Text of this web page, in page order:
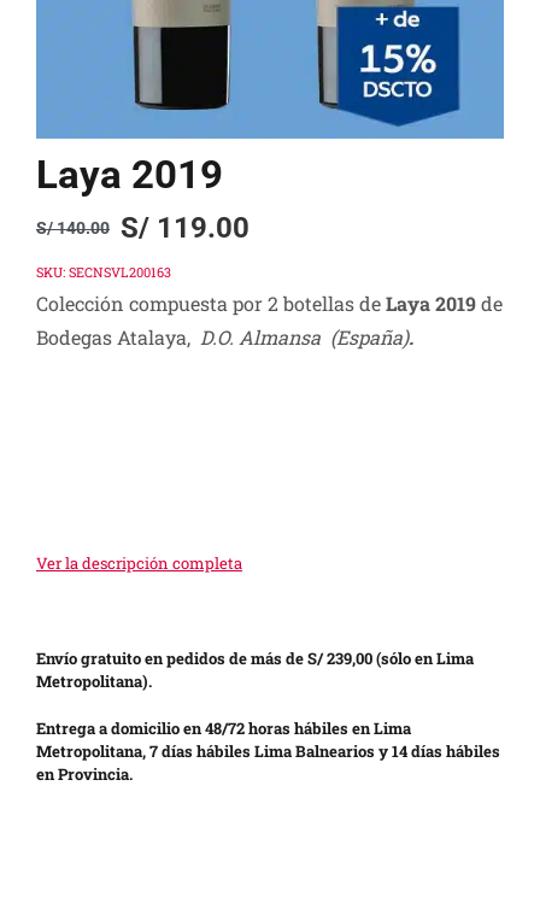
Laya 2019
S/140.00
Original
price
was:
S/ 140.00.
S/119.00
Current
price
is:
S/ 119.00.
SKU: SECNSVL200163
Colección compuesta por 2 botellas deLaya 2019de
Bodegas Atalaya, D.O. Almansa (España).
Ver la descripción completa
Envío gratuito en pedidos de más de S/ 239,00 (sólo en Lima
Metropolitana).
Entrega a domicilio en 48/72 horas hábiles en Lima
Metropolitana, 7 días hábiles Lima Balnearios y 14 días hábiles
en Provincia.